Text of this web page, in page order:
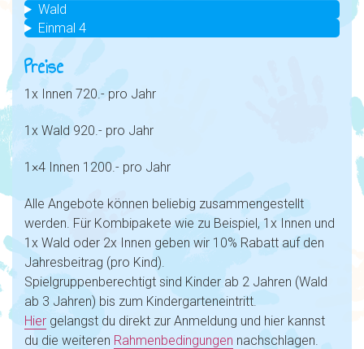
Wald
Einmal 4
Preise
1x Innen 720.- pro Jahr
1x Wald 920.- pro Jahr
1×4 Innen 1200.- pro Jahr
Alle Angebote können beliebig zusammengestellt
werden. Für Kombipakete wie zu Beispiel, 1x Innen und
1x Wald oder 2x Innen geben wir 10% Rabatt auf den
Jahresbeitrag (pro Kind).
Spielgruppenberechtigt sind Kinder ab 2 Jahren (Wald
ab 3 Jahren) bis zum Kindergarteneintritt.
Hier gelangst du direkt zur Anmeldung und hier kannst
du die weiteren Rahmenbedingungen nachschlagen.